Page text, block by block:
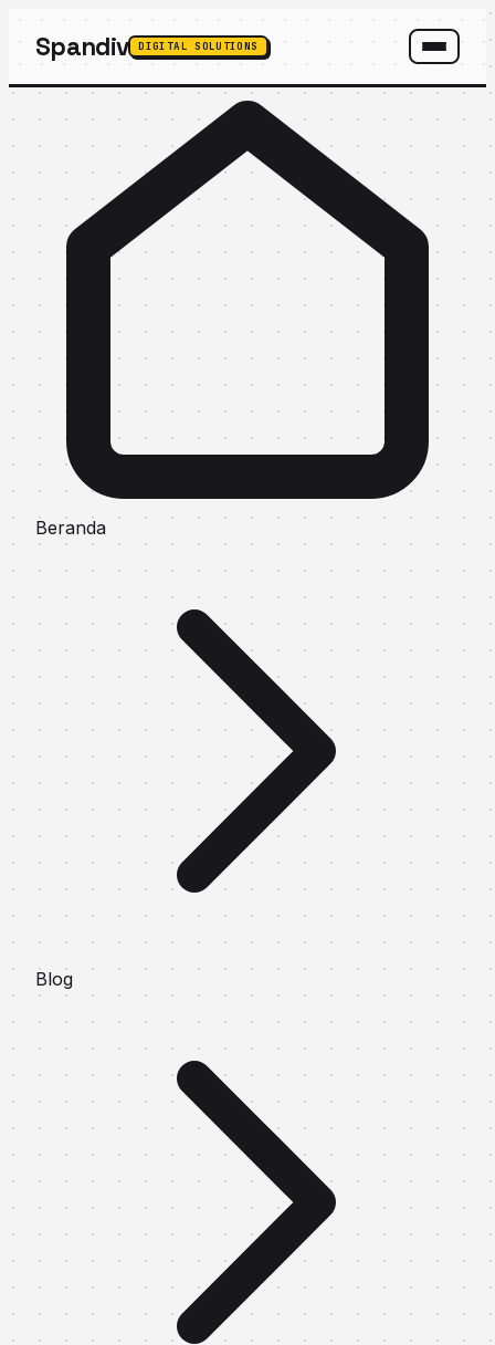
Spandiv DIGITAL SOLUTIONS
Beranda
Blog
SPANDIV ASSISTANT